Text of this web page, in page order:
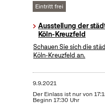
Eintritt frei
Ausstellung der
Köln-Kreuzfeld
Schauen Sie sich die
Köln-Kreuzfeld an.
9.9.2021
Der Einlass ist nur von
Beginn 17:30 Uhr